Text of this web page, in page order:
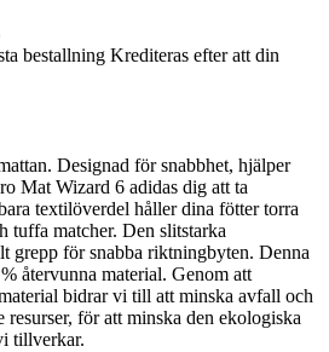
bestallning Krediteras efter att din
Designad för snabbhet, hjälper
Mat Wizard 6 adidas dig att ta
textilöverdel håller dina fötter torra
tuffa matcher. Den slitstarka
grepp för snabba riktningbyten. Denna
återvunna material. Genom att
bidrar vi till att minska avfall och
resurser, för att minska den ekologiska
tillverkar.